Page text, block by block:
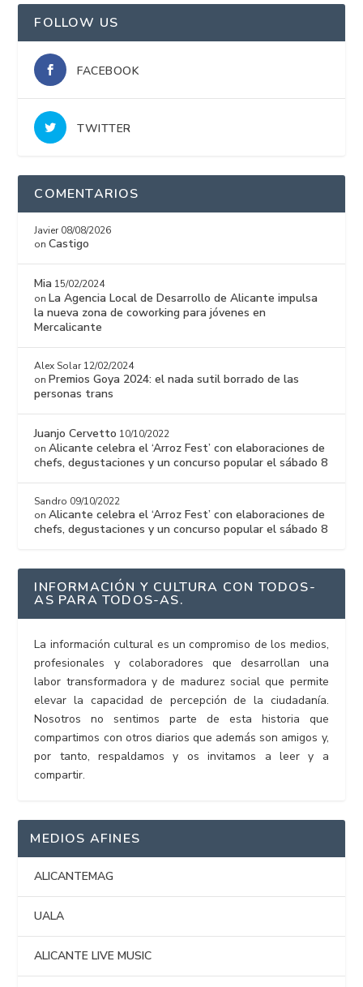
FOLLOW US
FACEBOOK
TWITTER
COMENTARIOS
Javier 08/08/2026
onCastigo
Mia 15/02/2024
on La Agencia Local de Desarrollo de Alicante impulsa
la nueva zona de coworking para jóvenes en
Mercalicante
Alex Solar 12/02/2024
on Premios Goya 2024: el nada sutil borrado de las
personas trans
Juanjo Cervetto 10/10/2022
onAlicante celebra el ‘Arroz Fest’ con elaboraciones de
chefs, degustaciones y un concurso popular el sábado 8
Sandro 09/10/2022
onAlicante celebra el ‘Arroz Fest’ con elaboraciones de
chefs, degustaciones y un concurso popular el sábado 8
INFORMACIÓN Y CULTURA CON TODOS-
AS PARA TODOS-AS.
La información cultural es un compromiso de los medios,
profesionales y colaboradores que desarrollan una
labor transformadora y de madurez social que permite
elevar la capacidad de percepción de la ciudadanía.
Nosotros no sentimos parte de esta historia que
compartimos con otros diarios que además son amigos y,
por tanto, respaldamos y os invitamos a leer y a
compartir.
MEDIOS AFINES
ALICANTEMAG
UALA
ALICANTE LIVE MUSIC